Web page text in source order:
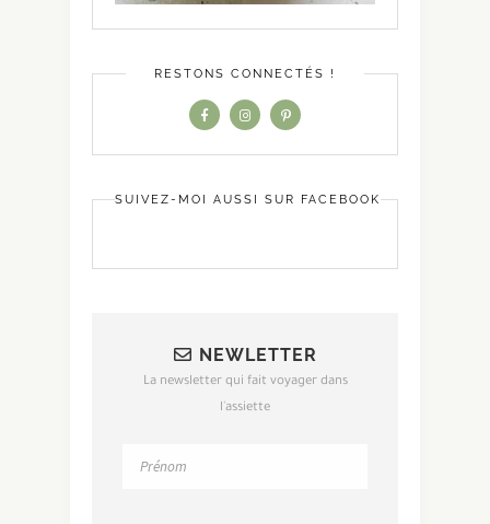
RESTONS CONNECTÉS !
SUIVEZ-MOI AUSSI SUR FACEBOOK
NEWLETTER
La newsletter qui fait voyager dans
l'assiette